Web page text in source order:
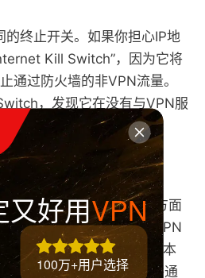
终止开关。如果你担心IP地
Kill Switch”，因为它将
通过防火墙的非VPN流量。
，发现它在没有与VPN服
有效地阻止流量。
再次在隐私和安全性方面
许多测试都未发现NordVPN
端有任何泄漏。我使用基本
和Mac OS客户端，并通
又好用VPN
100万+用户选择